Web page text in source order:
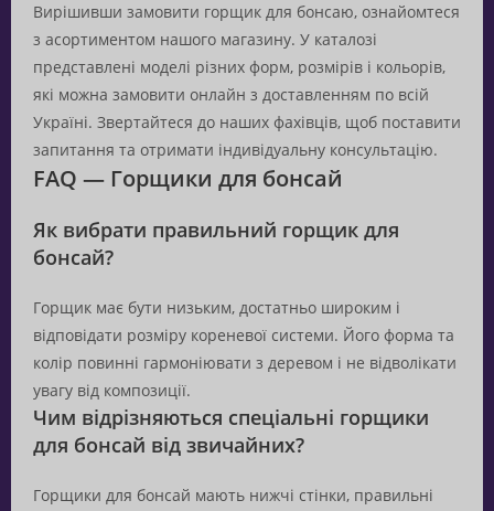
Вирішивши замовити горщик для бонсаю, ознайомтеся
з асортиментом нашого магазину. У каталозі
представлені моделі різних форм, розмірів і кольорів,
які можна замовити онлайн з доставленням по всій
Україні. Звертайтеся до наших фахівців, щоб поставити
запитання та отримати індивідуальну консультацію.
FAQ — Горщики для бонсай
Як вибрати правильний горщик для
бонсай?
Горщик має бути низьким, достатньо широким і
відповідати розміру кореневої системи. Його форма та
колір повинні гармоніювати з деревом і не відволікати
увагу від композиції.
Чим відрізняються спеціальні горщики
для бонсай від звичайних?
Горщики для бонсай мають нижчі стінки, правильні